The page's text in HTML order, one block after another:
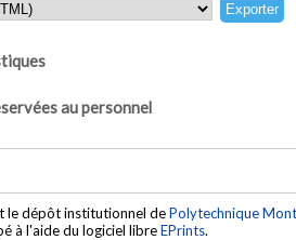
au personnel
le dépôt institutionnel dePolytechnique
à l'aide du logiciel libreEPrints.